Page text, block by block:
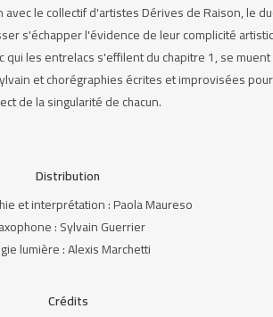
le collectif d'artistes Dérives de Raison, le
s'échapper l'évidence de leur complicité
les entrelacs s'effilent du chapitre 1, se
et chorégraphies écrites et improvisées
de la singularité de chacun.
Distribution
et interprétation : Paola Maureso
: Sylvain Guerrier
lumière : Alexis Marchetti
Crédits